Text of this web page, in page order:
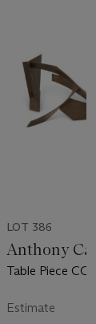
LOT 386
Anthony
Table Piece
Estimate